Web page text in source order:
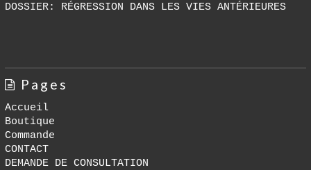
DOSSIER: RÉGRESSION DANS LES VIES ANTÉRIEURES
Pages
Accueil
Boutique
Commande
CONTACT
DEMANDE DE CONSULTATION